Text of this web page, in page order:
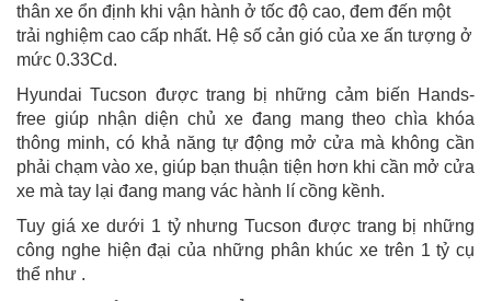
thân xe ổn định khi vận hành ở tốc độ cao, đem đến một
trải nghiệm cao cấp nhất. Hệ số cản gió của xe ấn tượng ở
mức 0.33Cd.
Hyundai Tucson được trang bị những cảm biến Hands-
free giúp nhận diện chủ xe đang mang theo chìa khóa
thông minh, có khả năng tự động mở cửa mà không cần
phải chạm vào xe, giúp bạn thuận tiện hơn khi cần mở cửa
xe mà tay lại đang mang vác hành lí cồng kềnh.
Tuy giá xe dưới 1 tỷ nhưng Tucson được trang bị những
công nghe hiện đại của những phân khúc xe trên 1 tỷ cụ
thể như .